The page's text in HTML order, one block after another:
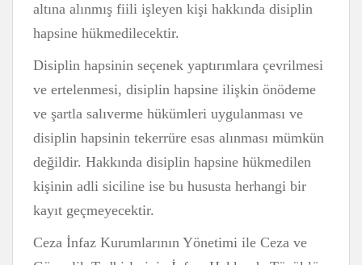
altına alınmış fiili işleyen kişi hakkında disiplin
hapsine hükmedilecektir.
Disiplin hapsinin seçenek yaptırımlara çevrilmesi
ve ertelenmesi, disiplin hapsine ilişkin önödeme
ve şartla salıverme hükümleri uygulanması ve
disiplin hapsinin tekerrüre esas alınması mümkün
değildir. Hakkında disiplin hapsine hükmedilen
kişinin adli siciline ise bu hususta herhangi bir
kayıt geçmeyecektir.
Ceza İnfaz Kurumlarının Yönetimi ile Ceza ve